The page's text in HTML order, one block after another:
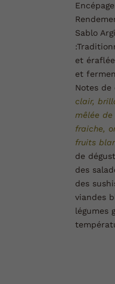
Sablo
:
et
et
Notes de
clair,
mêlée de
fraiche,
fruits
de
des
des
viandes
légumes